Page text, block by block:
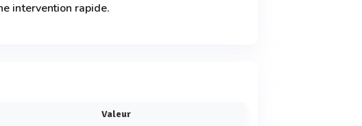
intervention rapide.
Valeur